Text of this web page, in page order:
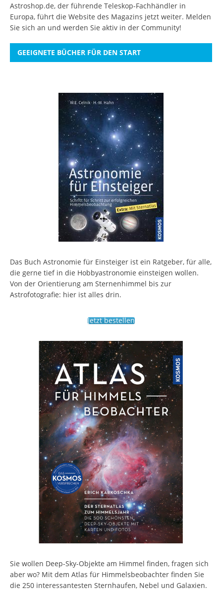
Astroshop.de, der führende Teleskop-Fachhändler in
Europa, führt die Website des Magazins jetzt weiter. Melden
Sie sich an und werden Sie aktiv in der Community!
GEEIGNETE BÜCHER FÜR DEN START
Das Buch Astronomie für Einsteiger ist ein Ratgeber, für alle,
die gerne tief in die Hobbyastronomie einsteigen wollen.
Von der Orientierung am Sternenhimmel bis zur
Astrofotografie: hier ist alles drin.
Jetzt bestellen
Sie wollen Deep-Sky-Objekte am Himmel finden, fragen sich
aber wo? Mit dem Atlas für Himmelsbeobachter finden Sie
die 250 interessantesten Sternhaufen, Nebel und Galaxien.